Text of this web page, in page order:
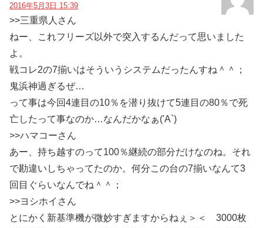
2016年5月3日 15:39
>>三重県人さん
ねー、これフリーズ以外で突入するんだって思いました
よ。
戦コレ2の7揃いはそういうシステムだったんすね＾＾；
鬼浜神過ぎるぜ…
って事は今回4連目の10％を潜り抜けて5連目の80％で死
亡したって事なのか…なんだかなぁ('A`)
>>ハマコーさん
あー、持ち越すのって100％継続の部分だけなのね。それ
で勘違いしちゃってたのか。何分この台の7揃いなんて3
回目ぐらいなんでね＾＾；
>>ヨシホイさん
とにかく新基準機が微妙すぎますからねぇ＞＜ 3000枚